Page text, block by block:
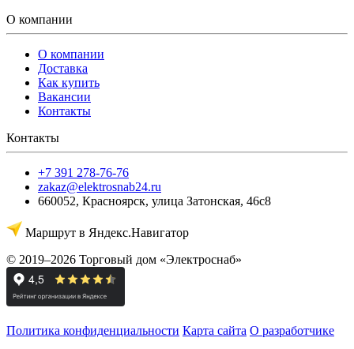
О компании
О компании
Доставка
Как купить
Вакансии
Контакты
Контакты
+7 391 278-76-76
zakaz@elektrosnab24.ru
660052, Красноярск, улица Затонская, 46с8
Маршрут в Яндекс.Навигатор
© 2019–2026 Торговый дом «Электроснаб»
Политика конфиденциальности Карта сайта О разработчике